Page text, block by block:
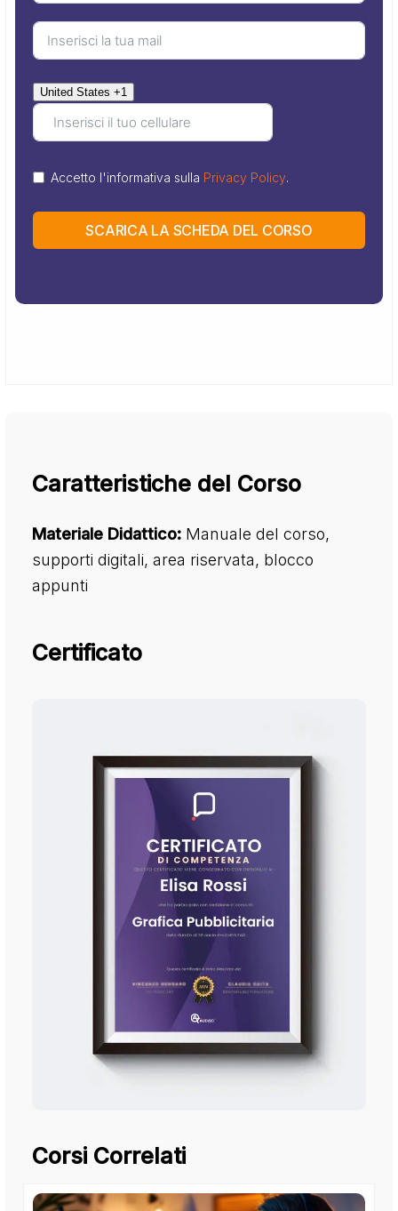
United States +1
Accetto l'informativa sulla Privacy Policy.
SCARICA LA SCHEDA DEL CORSO
Caratteristiche del Corso
Materiale Didattico: Manuale del corso,
supporti digitali, area riservata, blocco
appunti
Certificato
Corsi Correlati